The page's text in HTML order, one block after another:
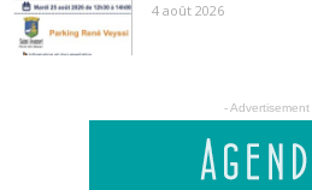
4 août 2026
- Advertisement